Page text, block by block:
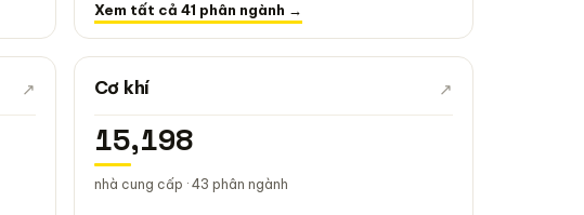
Xem tất cả 41 phân ngành →
↗ Cơ khí ↗
15,198
nhà cung cấp · 43 phân ngành